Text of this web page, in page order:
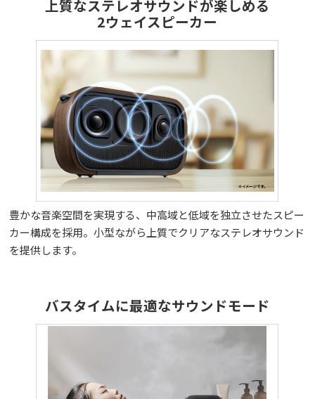
上質なステレオサウンドが楽しめる
2ウェイスピーカー
豊かな音楽空間を実現する、中高域と低域を独立させたスピー
カー構成を採用。小型ながら上質でクリアなステレオサウンド
を提供します。
バスタイムに最適なサウンドモード